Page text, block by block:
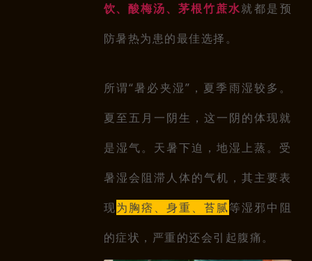
饮、酸梅汤、茅根竹蔗水就都是预
防暑热为患的最佳选择。
所谓“暑必夹湿”，夏季雨湿较多。
夏至五月一阴生，这一阴的体现就
是湿气。天暑下迫，地湿上蒸。受
暑湿会阻滞人体的气机，其主要表
现为胸痞、身重、苔腻等湿邪中阻
的症状，严重的还会引起腹痛。